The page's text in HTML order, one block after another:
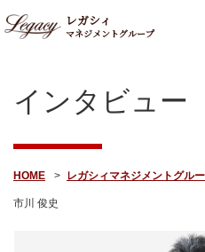
レガシィ
マネジメントグループ
インタビュー
HOME レガシィマネジメントグル
市川 俊史